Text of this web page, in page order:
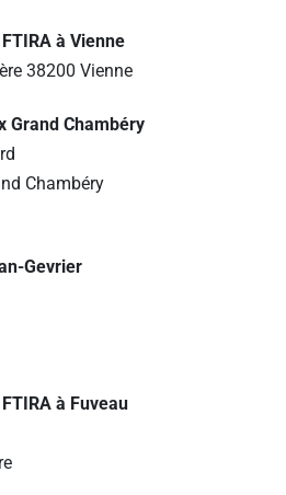
à Vienne
38200 Vienne
Grand Chambéry
Chambéry
Gevrier
à Fuveau